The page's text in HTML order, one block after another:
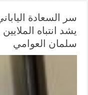
سر السعادة
يشد انتباه
سلمان العوامي